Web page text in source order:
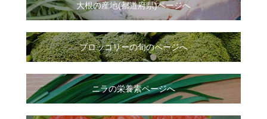
大根の産地(都道府県)ページへ
ブロッコリーの旬のページへ
ニラの栄養素ページへ